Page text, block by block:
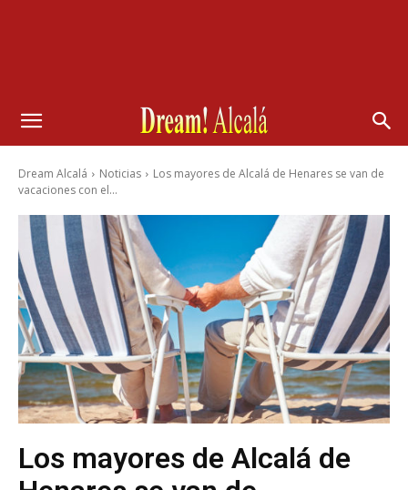
Dream Alcalá Noticias
Los mayores de Alcalá de Henares se van de
vacaciones con el...
Los mayores de Alcalá de